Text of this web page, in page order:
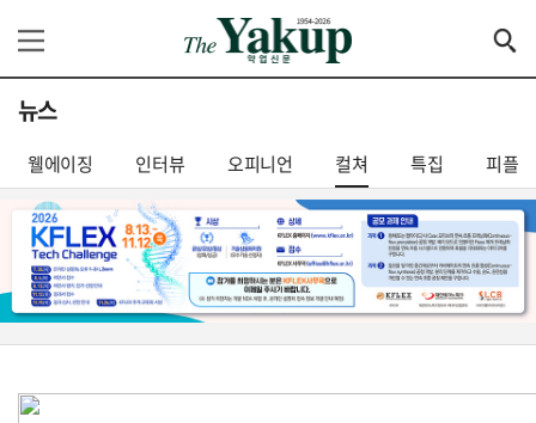
뉴스
웰에이징 인터뷰 오피니언 컬쳐 특집 피플